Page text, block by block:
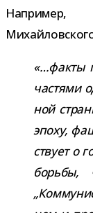
«…факты
частями
ной
эпоху,
ствует о
борьбы,